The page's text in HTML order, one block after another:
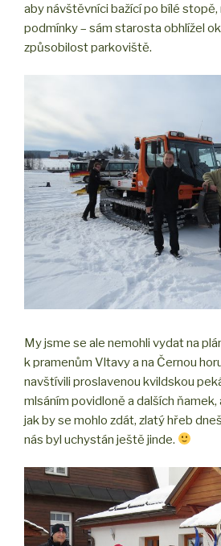
aby návštěvníci bažící po bílé
podmínky – sám starosta obhlížel
způsobilost parkoviště.
My jsme se ale nemohli vydat na
k pramenům Vltavy a na Černou
navštívili proslavenou kvildskou
mlsáním povidloně a dalších ňamek,
jak by se mohlo zdát, zlatý hřeb
nás byl uchystán ještě jinde.